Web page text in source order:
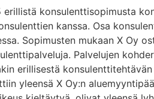
erillistä konsulenttisopimusta
kanssa. Osa
Sopimusten mukaan X Oy
Palvelujen
erillisestä
yleensä X Oy:n